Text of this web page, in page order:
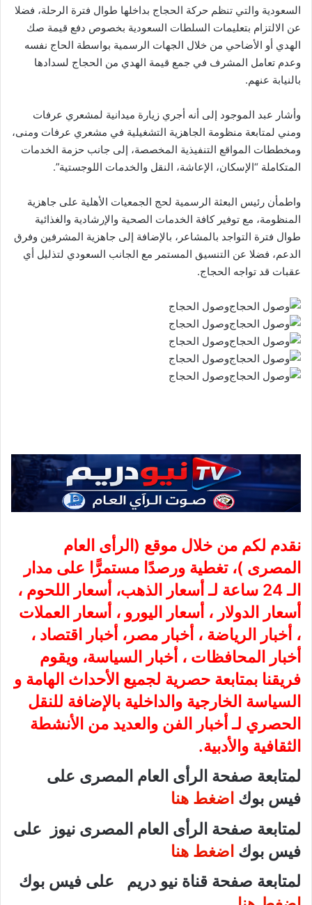
السعودية والتي تنظم حركة الحجاج بداخلها طوال فترة الرحلة، فضلا
عن الالتزام بتعليمات السلطات السعودية بخصوص دفع قيمة صك
الهدي أو الأضاحي من خلال الجهات الرسمية بواسطة الحاج نفسه
وعدم تعامل المشرف في جمع قيمة الهدي من الحجاج لسدادها
بالنيابة عنهم.
وأشار عبد الموجود إلى أنه أجري زيارة ميدانية لمشعري عرفات
ومني لمتابعة منظومة الجاهزية التشغيلية في مشعري عرفات ومنى،
ومخططات المواقع التنفيذية المخصصة، إلى جانب حزمة الخدمات
المتكاملة “الإسكان، الإعاشة، النقل والخدمات اللوجستية”.
واطمأن رئيس البعثة الرسمية لحج الجمعيات الأهلية على جاهزية
المنظومة، مع توفير كافة الخدمات الصحية والإرشادية والغذائية
طوال فترة التواجد بالمشاعر، بالإضافة إلى جاهزية المشرفين وفرق
الدعم، فضلا عن التنسيق المستمر مع الجانب السعودي لتذليل أي
عقبات قد تواجه الحجاج.
وصول الحجاج
وصول الحجاج
وصول الحجاج
وصول الحجاج
وصول الحجاج
نقدم لكم من خلال موقع (الرأى العام
المصرى )، تغطية ورصدًا مستمرًّا على مدار
الـ 24 ساعة لـ أسعار الذهب، أسعار اللحوم ،
أسعار الدولار ، أسعار اليورو ، أسعار العملات
، أخبار الرياضة ، أخبار مصر، أخبار اقتصاد ،
أخبار المحافظات ، أخبار السياسة، ويقوم
فريقنا بمتابعة حصرية لجميع الأحداث الهامة و
السياسة الخارجية والداخلية بالإضافة للنقل
الحصري لـ أخبار الفن والعديد من الأنشطة
الثقافية والأدبية.
لمتابعة صفحة الرأى العام المصرى على
فيس بوك اضغط هنا
لمتابعة صفحة الرأى العام المصرى نيوز على
فيس بوك اضغط هنا
لمتابعة صفحة قناة نيو دريم على فيس بوك